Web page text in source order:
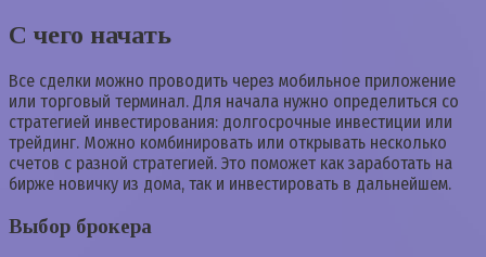
С чего начать
Все сделки можно проводить через мобильное приложение
или торговый терминал. Для начала нужно определиться со
стратегией инвестирования: долгосрочные инвестиции или
трейдинг. Можно комбинировать или открывать несколько
счетов с разной стратегией. Это поможет как заработать на
бирже новичку из дома, так и инвестировать в дальнейшем.
Выбор брокера